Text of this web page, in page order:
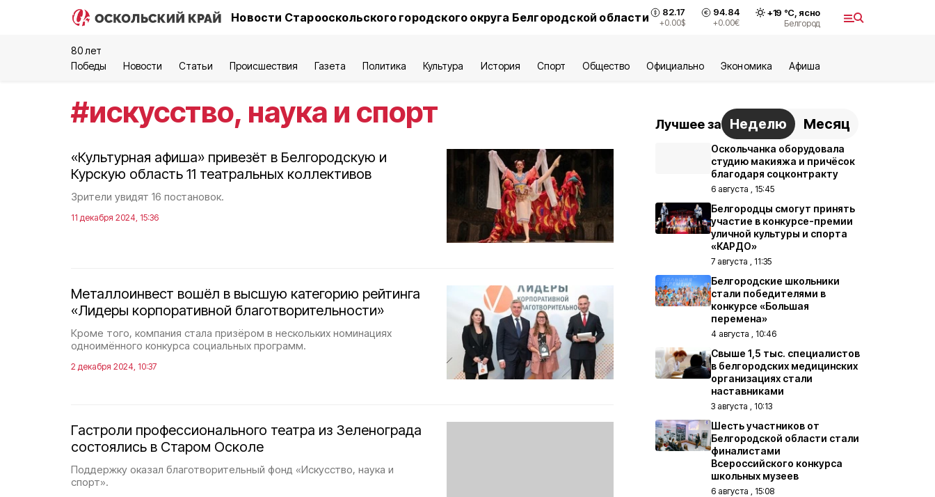
Новости Старооскольского городского округа Белгородской области 82.17
+0.00$
94.84
+0.00€
+19 °С, ясно
Белгород
80 лет
Победы
Новости Статьи Происшествия Газета Политика Культура История Спорт Общество Официально Экономика Aфиша
#искусство, наука и спорт
«Культурная афиша» привезёт в Белгородскую и
Курскую область 11 театральных коллективов
Зрители увидят 16 постановок.
11 декабря 2024, 15:36
Металлоинвест вошёл в высшую категорию рейтинга
«Лидеры корпоративной благотворительности»
Кроме того, компания стала призёром в нескольких номинациях
одноимённого конкурса социальных программ.
2 декабря 2024, 10:37
Гастроли профессионального театра из Зеленограда
состоялись в Старом Осколе
Поддержку оказал благотворительный фонд «Искусство, наука и
спорт».
Лучшее за Неделю Месяц
Оскольчанка оборудовала
студию макияжа и причёсок
благодаря соцконтракту
6 августа , 15:45
Белгородцы смогут принять
участие в конкурсе-премии
уличной культуры и спорта
«КАРДО»
7 августа , 11:35
Белгородские школьники
стали победителями в
конкурсе «Большая
перемена»
4 августа , 10:46
Свыше 1,5 тыс. специалистов
в белгородских медицинских
организациях стали
наставниками
3 августа , 10:13
Шесть участников от
Белгородской области стали
финалистами
Всероссийского конкурса
школьных музеев
6 августа , 15:08